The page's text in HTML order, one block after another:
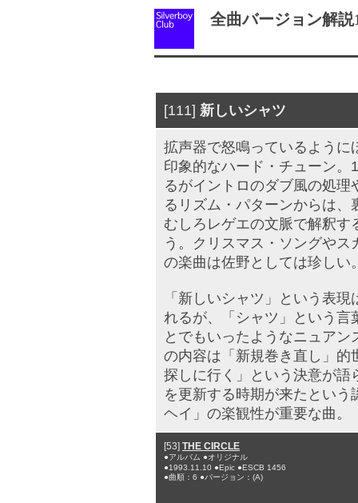
全曲バージョン解説
[111] 新しいシャツ
拡声器で怒鳴っているように
印象的なハード・チューン
るがイントロのダブ風の処
るリズム・パターンからは
むしろレゲエの文脈で解釈
う。クリスマス・ソングや
の楽曲は佐野としては珍しい
「新しいシャツ」という表
れるが、「シャツ」という言
とでもいったようなニュア
の内容は「新規巻き直し」的
探しに行く」という決意が語
を更新する時期が来たとい
ヘイ」の楽観性が重要な曲。
[53] THE CIRCLE
●アルバム ●オリジナル
●1993.11.10 ●Epic ●ESCB 1456
●曲順：6 ●バージョン：(A)